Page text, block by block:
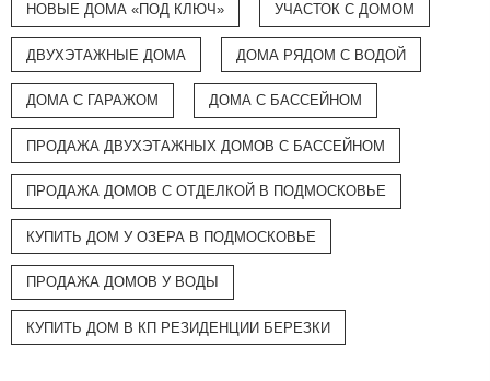
НОВЫЕ ДОМА «ПОД КЛЮЧ» УЧАСТОК С ДОМОМ
ДВУХЭТАЖНЫЕ ДОМА ДОМА РЯДОМ С ВОДОЙ
ДОМА С ГАРАЖОМ ДОМА С БАССЕЙНОМ
ПРОДАЖА ДВУХЭТАЖНЫХ ДОМОВ С БАССЕЙНОМ
ПРОДАЖА ДОМОВ С ОТДЕЛКОЙ В ПОДМОСКОВЬЕ
КУПИТЬ ДОМ У ОЗЕРА В ПОДМОСКОВЬЕ
ПРОДАЖА ДОМОВ У ВОДЫ
КУПИТЬ ДОМ В КП РЕЗИДЕНЦИИ БЕРЕЗКИ